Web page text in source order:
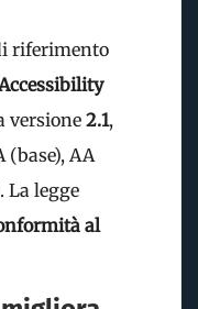
riferimento
versione2.1,
AA
La legge
al